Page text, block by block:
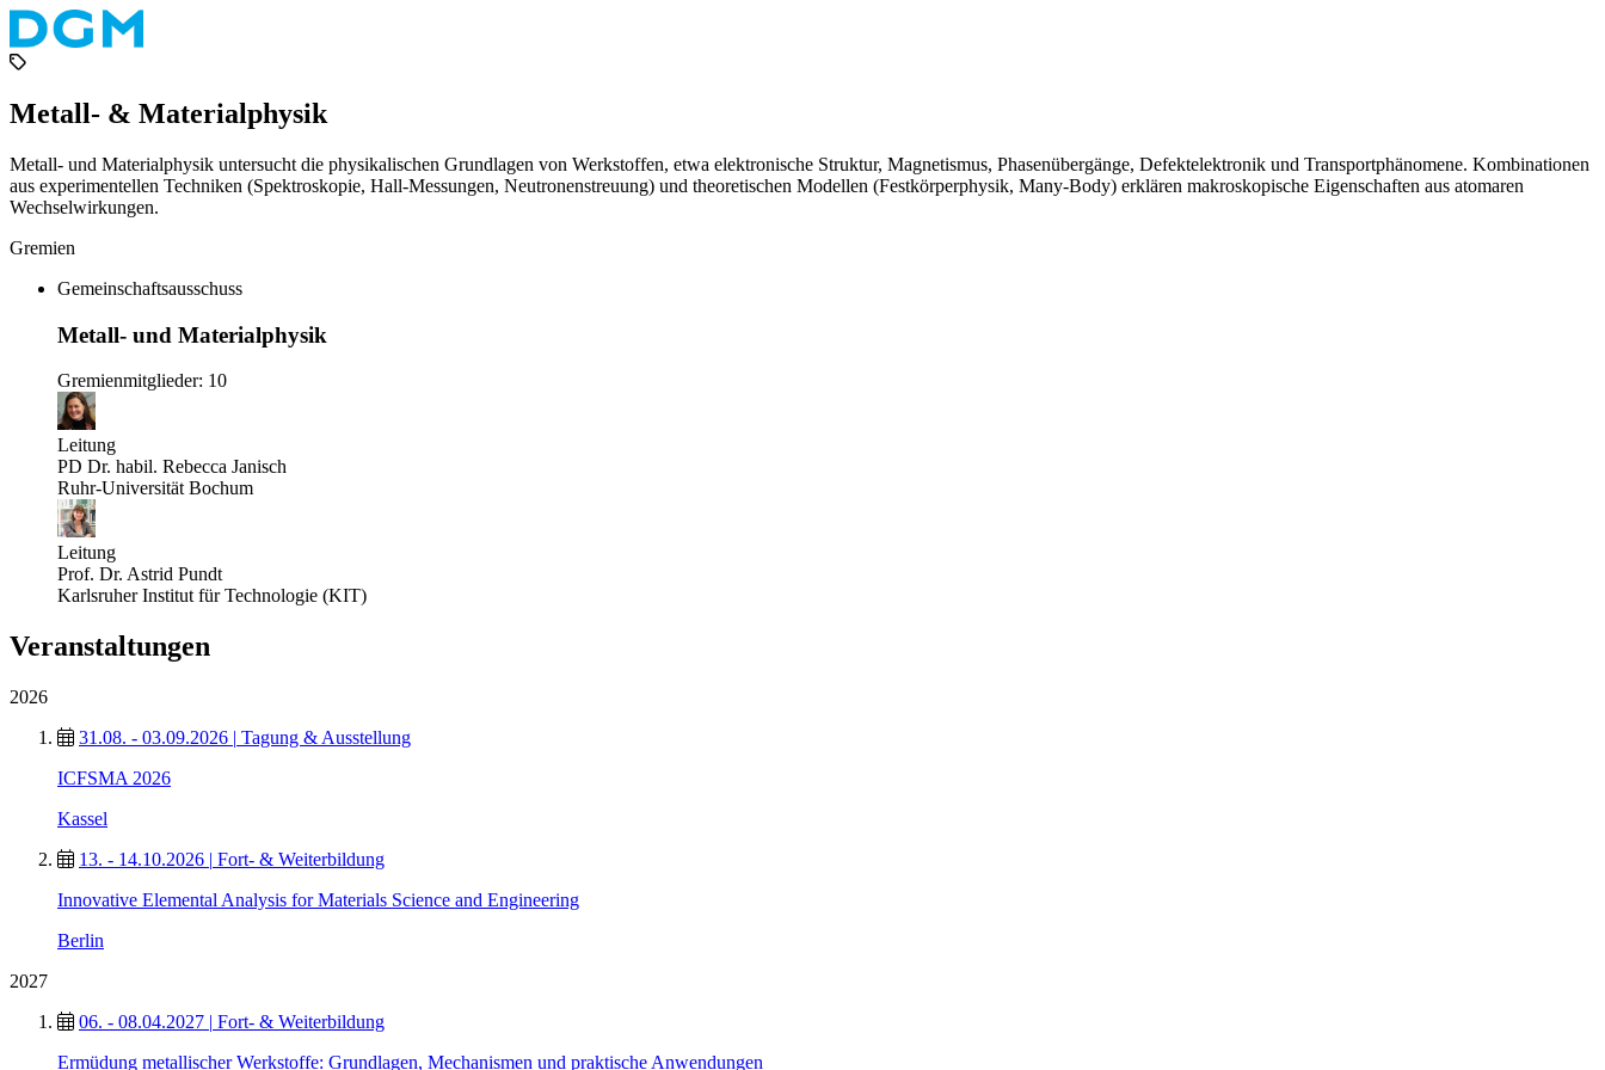
Metall- & Materialphysik
Metall- und Materialphysik untersucht die physikalischen Grundlagen von Werkstoffen, etwa elektronische Struktur, Magnetismus, Phasenübergänge, Defektelektronik und Transportphänomene. Kombinationen
aus experimentellen Techniken (Spektroskopie, Hall‑Messungen, Neutronenstreuung) und theoretischen Modellen (Festkörperphysik, Many‑Body) erklären makroskopische Eigenschaften aus atomaren
Wechselwirkungen.
Gremien
Gemeinschaftsausschuss
Metall- und Materialphysik
Gremienmitglieder: 10
Leitung
PD Dr. habil. Rebecca Janisch
Ruhr-Universität Bochum
Leitung
Prof. Dr. Astrid Pundt
Karlsruher Institut für Technologie (KIT)
Veranstaltungen
2026
31.08. - 03.09.2026 | Tagung & Ausstellung
ICFSMA 2026
Kassel
13. - 14.10.2026 | Fort- & Weiterbildung
Innovative Elemental Analysis for Materials Science and Engineering
Berlin
2027
06. - 08.04.2027 | Fort- & Weiterbildung
Ermüdung metallischer Werkstoffe: Grundlagen, Mechanismen und praktische Anwendungen